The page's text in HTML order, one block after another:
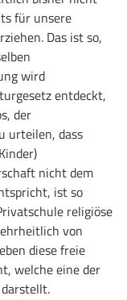
für unsere
Das ist so,
wird
entdeckt,
der
urteilen, dass
nicht dem
ist so
religiöse
von
diese freie
welche eine der